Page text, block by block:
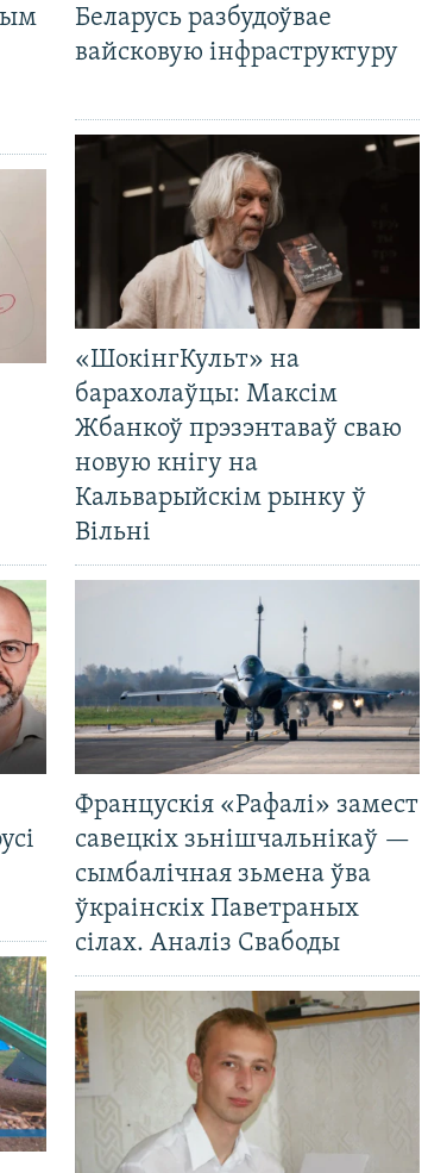
Беларусь разбудоўвае
вайсковую інфраструктуру
«ШокінгКульт» на
барахолаўцы: Максім
Жбанкоў прэзэнтаваў сваю
новую кнігу на
Кальварыйскім рынку ў
Вільні
Францускія «Рафалі» замест
савецкіх зьнішчальнікаў —
сымбалічная зьмена ўва
ўкраінскіх Паветраных
сілах. Аналіз Свабоды